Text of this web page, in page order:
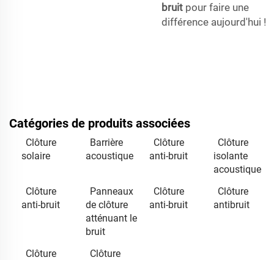
bruit pour faire une
différence aujourd'hui !
Catégories de produits associées
Clôture
solaire
Barrière
acoustique
Clôture
anti-bruit
Clôture
isolante
acoustique
Clôture
anti-bruit
Panneaux
de clôture
atténuant le
bruit
Clôture
anti-bruit
Clôture
antibruit
Clôture
Clôture